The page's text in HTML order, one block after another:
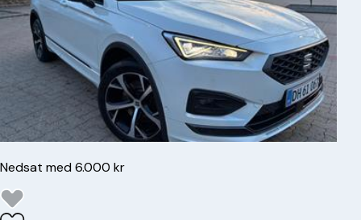
Nedsat med 6.000 kr